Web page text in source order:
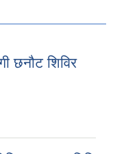
छनौट शिविर